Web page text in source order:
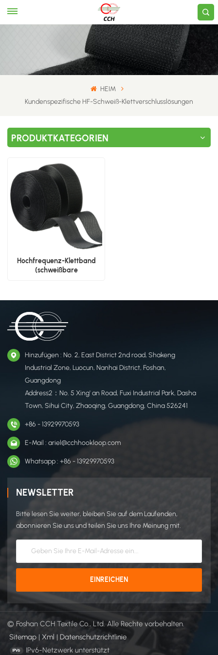
HEIM
Kundenspezifische HF-Schweiß-Klettverschlusslösungen
PRODUKTKATEGORIEN
Hochfrequenz-Klettband
(schweißbare
Hinzufügen : No. 2, East District 2nd road, Shakeng
Industrial Zone, Luocun, Nanhai District, Foshan,
Guangdong
Address2：No. 5 Xing' an Road, Fuxi Industrial Park, Dasha
Town, Sihui City, Zhaoqing, Guangdong, China 526241
+86 - 13929970593
E-Mail : ariel@cchhookloop.com
Whatsapp : +86 - 13929970593
NEWSLETTER
Bitte lesen Sie weiter, bleiben Sie auf dem Laufenden,
abonnieren Sie uns und teilen Sie uns Ihre Meinung mit.
© Foshan CCH Textile Co., Ltd. Alle Rechte vorbehalten.
Sitemap | Xml | Datenschutzrichtlinie
IPv6-Netzwerk unterstützt